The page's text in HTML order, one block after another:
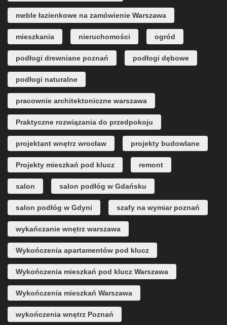
meble łazienkowe na zamówienie Warszawa
mieszkania nieruchomości ogród
podłogi drewniane poznań podłogi dębowe
podłogi naturalne
pracownie architektoniczne warszawa
Praktyczne rozwiązania do przedpokoju
projektant wnętrz wrocław projekty budowlane
Projekty mieszkań pod klucz remont
salon salon podłóg w Gdańsku
salon podłóg w Gdyni szafy na wymiar poznań
wykańczanie wnętrz warszawa
Wykończenia apartamentów pod klucz
Wykończenia mieszkań pod klucz Warszawa
Wykończenia mieszkań Warszawa
wykończenia wnętrz Poznań